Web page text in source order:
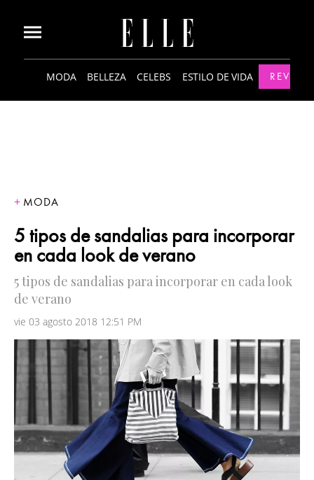
MODA BELLEZA CELEBS ESTILO DE VIDA
MODA
5 tipos de sandalias para incorporar
en cada look de verano
5 tipos de sandalias para incorporar en cada look
de verano
vie 03 agosto 2018 12:51 PM